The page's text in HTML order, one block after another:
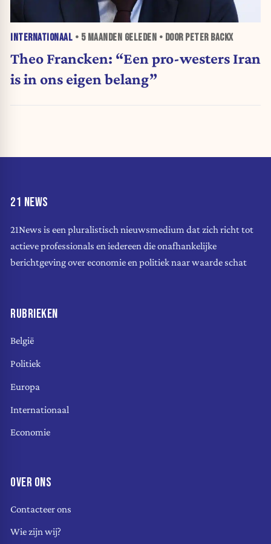
INTERNATIONAAL • 5 MAANDEN GELEDEN • DOOR PETER BACKX
Theo Francken: “Een pro-westers Iran
is in ons eigen belang”
21 NEWS
21News is een pluralistisch nieuwsmedium dat zich richt tot
actieve professionals en iedereen die onafhankelijke
berichtgeving over economie en politiek naar waarde schat
RUBRIEKEN
België
Politiek
Europa
Internationaal
Economie
OVER ONS
Contacteer ons
Wie zijn wij?